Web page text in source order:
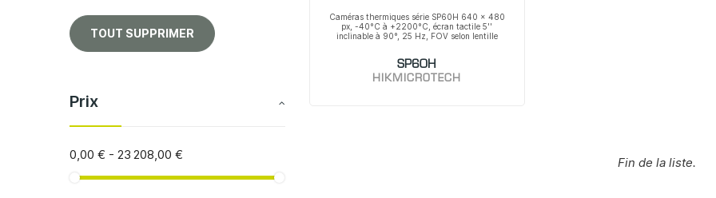
Caméras thermiques série SP60H 640 x 480
px, -40°C à +2200°C, écran tactile 5''
inclinable à 90°, 25 Hz, FOV selon lentille
SP60H
HIKMICROTECH
Fin de la liste.
TOUT SUPPRIMER
Prix
0,00 € - 23 208,00 €